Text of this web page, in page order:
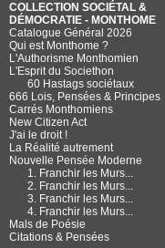
COLLECTION SOCIÉTAL &
DÉMOCRATIE - MONTHOME
Catalogue Général 2026
Qui est Monthome ?
L'Authorisme Monthomien
L'Esprit du Societhon
60 Hastags sociétaux
666 Lois, Pensées & Principes
Carrés Monthomiens
New Citizen Act
J'ai le droit !
La Réalité autrement
Nouvelle Pensée Moderne
1. Franchir les Murs...
2. Franchir les Murs...
3. Franchir les Murs...
4. Franchir les Murs...
Mals de Poésie
Citations & Pensées